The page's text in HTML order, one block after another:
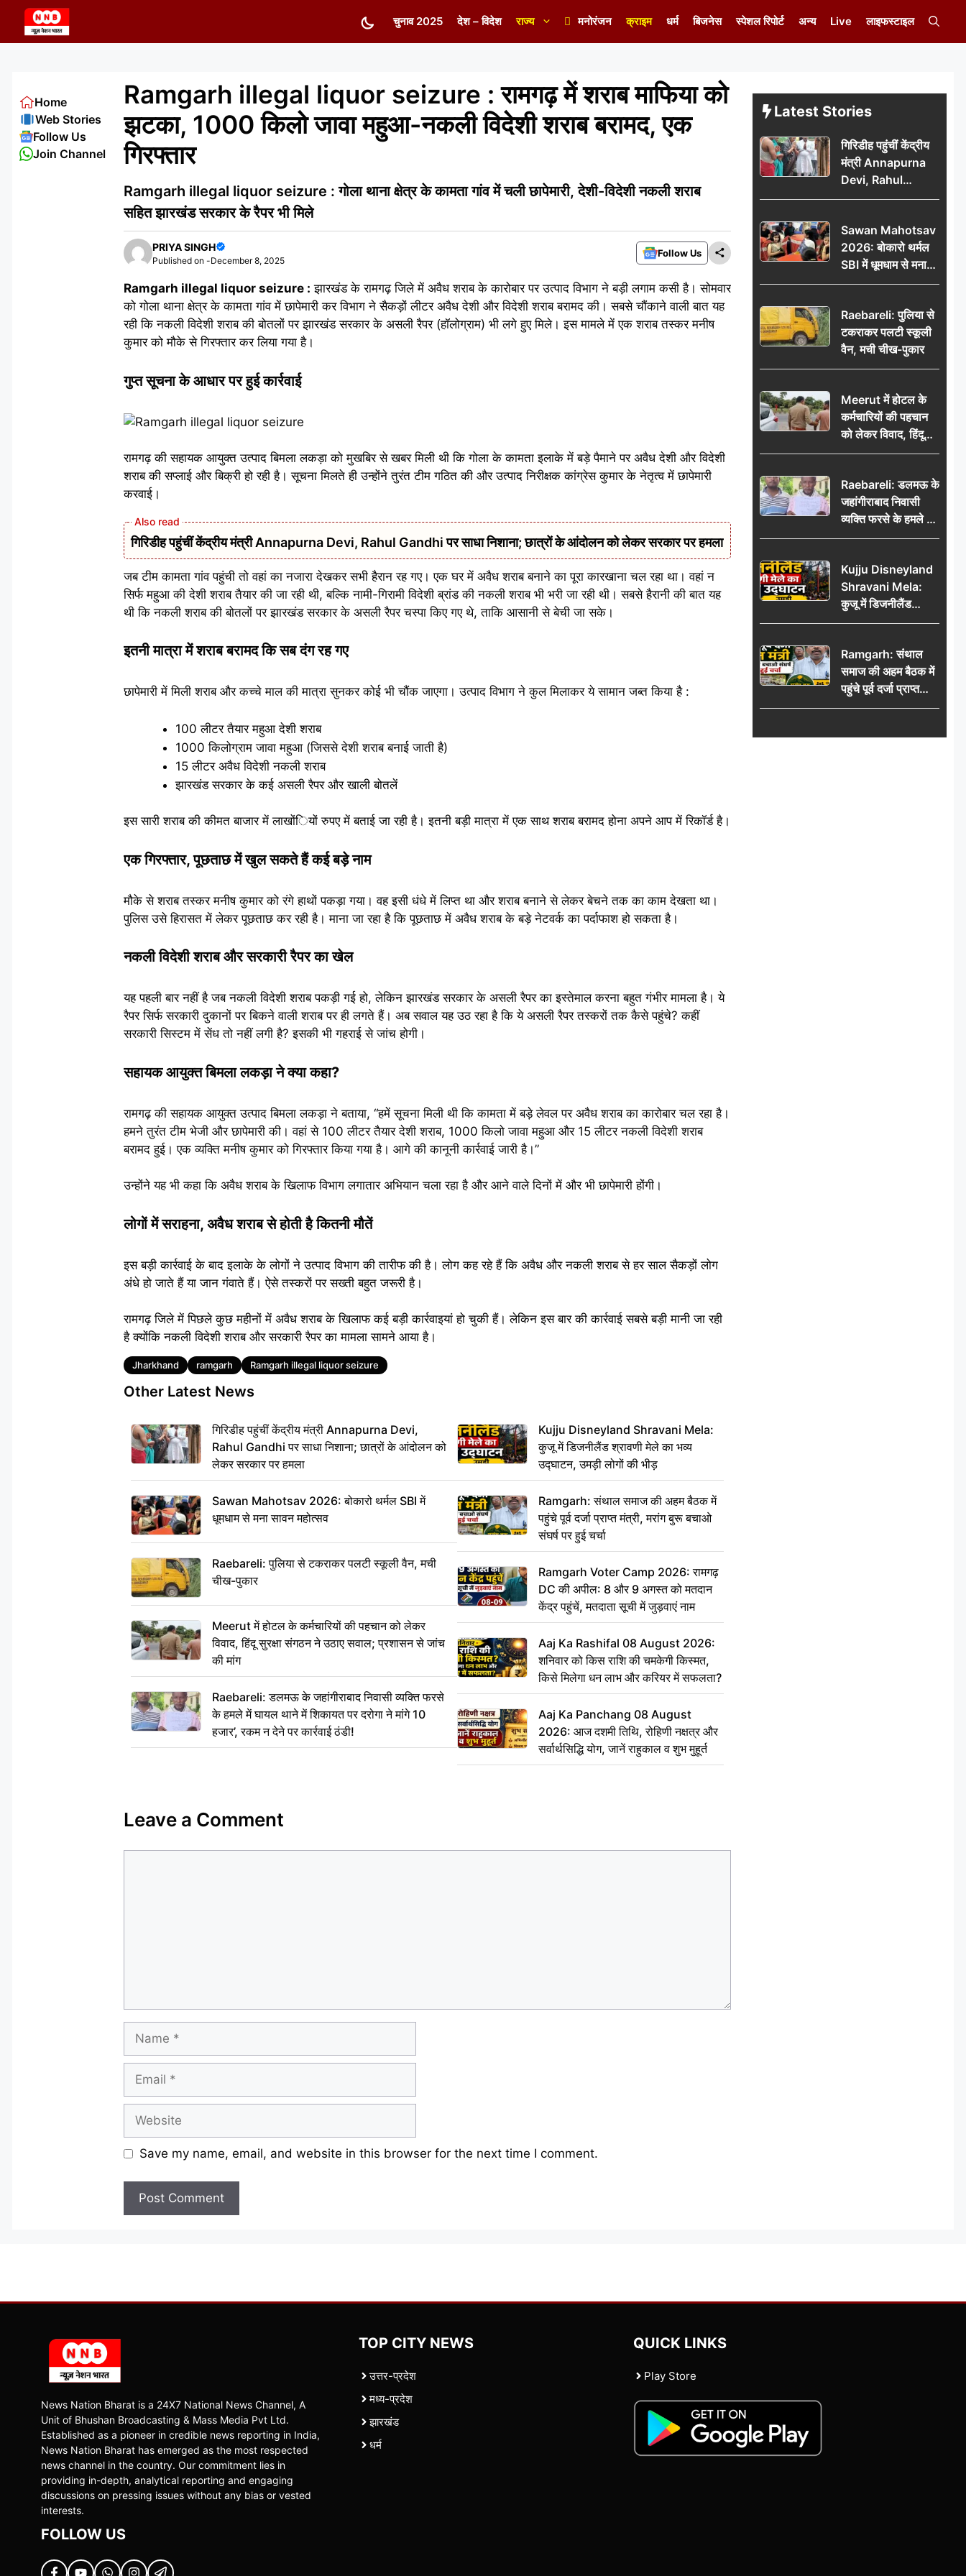
content
चुनाव 2025 देश – विदेश राज्य मनोरंजन क्राइम धर्म बिजनेस स्पेशल रिपोर्ट अन्य Live लाइफस्टाइल
Ramgarh illegal liquor seizure : रामगढ़ में शराब माफिया को
झटका, 1000 किलो जावा महुआ-नकली विदेशी शराब बरामद, एक
गिरफ्तार
Ramgarh illegal liquor seizure : गोला थाना क्षेत्र के कामता गांव में चली छापेमारी, देशी-विदेशी नकली शराब
सहित झारखंड सरकार के रैपर भी मिले
PRIYA SINGH
Published on -December 8, 2025
Follow Us
Ramgarh illegal liquor seizure : झारखंड के रामगढ़ जिले में अवैध शराब के कारोबार पर उत्पाद विभाग ने बड़ी लगाम कसी है। सोमवार
को गोला थाना क्षेत्र के कामता गांव में छापेमारी कर विभाग ने सैकड़ों लीटर अवैध देशी और विदेशी शराब बरामद की। सबसे चौंकाने वाली बात यह
रही कि नकली विदेशी शराब की बोतलों पर झारखंड सरकार के असली रैपर (हॉलोग्राम) भी लगे हुए मिले। इस मामले में एक शराब तस्कर मनीष
कुमार को मौके से गिरफ्तार कर लिया गया है।
गुप्त सूचना के आधार पर हुई कार्रवाई
रामगढ़ की सहायक आयुक्त उत्पाद बिमला लकड़ा को मुखबिर से खबर मिली थी कि गोला के कामता इलाके में बड़े पैमाने पर अवैध देशी और विदेशी
शराब की सप्लाई और बिक्री हो रही है। सूचना मिलते ही उन्होंने तुरंत टीम गठित की और उत्पाद निरीक्षक कांग्रेस कुमार के नेतृत्व में छापेमारी
करवाई।
गिरिडीह पहुंचीं केंद्रीय मंत्री Annapurna Devi, Rahul Gandhi पर साधा निशाना; छात्रों के आंदोलन को लेकर सरकार पर हमला
जब टीम कामता गांव पहुंची तो वहां का नजारा देखकर सभी हैरान रह गए। एक घर में अवैध शराब बनाने का पूरा कारखाना चल रहा था। वहां न
सिर्फ महुआ की देशी शराब तैयार की जा रही थी, बल्कि नामी-गिरामी विदेशी ब्रांड की नकली शराब भी भरी जा रही थी। सबसे हैरानी की बात यह
थी कि नकली शराब की बोतलों पर झारखंड सरकार के असली रैपर चस्पा किए गए थे, ताकि आसानी से बेची जा सके।
इतनी मात्रा में शराब बरामद कि सब दंग रह गए
छापेमारी में मिली शराब और कच्चे माल की मात्रा सुनकर कोई भी चौंक जाएगा। उत्पाद विभाग ने कुल मिलाकर ये सामान जब्त किया है :
100 लीटर तैयार महुआ देशी शराब
1000 किलोग्राम जावा महुआ (जिससे देशी शराब बनाई जाती है)
15 लीटर अवैध विदेशी नकली शराब
झारखंड सरकार के कई असली रैपर और खाली बोतलें
इस सारी शराब की कीमत बाजार में लाखोंियों रुपए में बताई जा रही है। इतनी बड़ी मात्रा में एक साथ शराब बरामद होना अपने आप में रिकॉर्ड है।
एक गिरफ्तार, पूछताछ में खुल सकते हैं कई बड़े नाम
मौके से शराब तस्कर मनीष कुमार को रंगे हाथों पकड़ा गया। वह इसी धंधे में लिप्त था और शराब बनाने से लेकर बेचने तक का काम देखता था।
पुलिस उसे हिरासत में लेकर पूछताछ कर रही है। माना जा रहा है कि पूछताछ में अवैध शराब के बड़े नेटवर्क का पर्दाफाश हो सकता है।
नकली विदेशी शराब और सरकारी रैपर का खेल
यह पहली बार नहीं है जब नकली विदेशी शराब पकड़ी गई हो, लेकिन झारखंड सरकार के असली रैपर का इस्तेमाल करना बहुत गंभीर मामला है। ये
रैपर सिर्फ सरकारी दुकानों पर बिकने वाली शराब पर ही लगते हैं। अब सवाल यह उठ रहा है कि ये असली रैपर तस्करों तक कैसे पहुंचे? कहीं
सरकारी सिस्टम में सेंध तो नहीं लगी है? इसकी भी गहराई से जांच होगी।
सहायक आयुक्त बिमला लकड़ा ने क्या कहा?
रामगढ़ की सहायक आयुक्त उत्पाद बिमला लकड़ा ने बताया, “हमें सूचना मिली थी कि कामता में बड़े लेवल पर अवैध शराब का कारोबार चल रहा है।
हमने तुरंत टीम भेजी और छापेमारी की। वहां से 100 लीटर तैयार देशी शराब, 1000 किलो जावा महुआ और 15 लीटर नकली विदेशी शराब
बरामद हुई। एक व्यक्ति मनीष कुमार को गिरफ्तार किया गया है। आगे की कानूनी कार्रवाई जारी है।”
उन्होंने यह भी कहा कि अवैध शराब के खिलाफ विभाग लगातार अभियान चला रहा है और आने वाले दिनों में और भी छापेमारी होंगी।
लोगों में सराहना, अवैध शराब से होती है कितनी मौतें
इस बड़ी कार्रवाई के बाद इलाके के लोगों ने उत्पाद विभाग की तारीफ की है। लोग कह रहे हैं कि अवैध और नकली शराब से हर साल सैकड़ों लोग
अंधे हो जाते हैं या जान गंवाते हैं। ऐसे तस्करों पर सख्ती बहुत जरूरी है।
रामगढ़ जिले में पिछले कुछ महीनों में अवैध शराब के खिलाफ कई बड़ी कार्रवाइयां हो चुकी हैं। लेकिन इस बार की कार्रवाई सबसे बड़ी मानी जा रही
है क्योंकि नकली विदेशी शराब और सरकारी रैपर का मामला सामने आया है।
Tags
Jharkhand ramgarh Ramgarh illegal liquor seizure
Other Latest News
गिरिडीह पहुंचीं केंद्रीय मंत्री Annapurna Devi,
Rahul Gandhi पर साधा निशाना; छात्रों के आंदोलन को
लेकर सरकार पर हमला
Sawan Mahotsav 2026: बोकारो थर्मल SBI में
धूमधाम से मना सावन महोत्सव
Raebareli: पुलिया से टकराकर पलटी स्कूली वैन, मची
चीख-पुकार
Meerut में होटल के कर्मचारियों की पहचान को लेकर
विवाद, हिंदू सुरक्षा संगठन ने उठाए सवाल; प्रशासन से जांच
की मांग
Raebareli: डलमऊ के जहांगीराबाद निवासी व्यक्ति फरसे
के हमले में घायल थाने में शिकायत पर दरोगा ने मांगे 10
हजार’, रकम न देने पर कार्रवाई ठंडी!
Kujju Disneyland Shravani Mela:
कुजू में डिजनीलैंड श्रावणी मेले का भव्य
उद्घाटन, उमड़ी लोगों की भीड़
Ramgarh: संथाल समाज की अहम बैठक में
पहुंचे पूर्व दर्जा प्राप्त मंत्री, मरांग बुरू बचाओ
संघर्ष पर हुई चर्चा
Ramgarh Voter Camp 2026: रामगढ़
DC की अपील: 8 और 9 अगस्त को मतदान
केंद्र पहुंचें, मतदाता सूची में जुड़वाएं नाम
Aaj Ka Rashifal 08 August 2026:
शनिवार को किस राशि की चमकेगी किस्मत,
किसे मिलेगा धन लाभ और करियर में सफलता?
Aaj Ka Panchang 08 August
2026: आज दशमी तिथि, रोहिणी नक्षत्र और
सर्वार्थसिद्धि योग, जानें राहुकाल व शुभ मुहूर्त
Leave a Comment
Name
Email
Website
Save my name, email, and website in this browser for the next time I comment.
Home
Web Stories
Follow Us
Join Channel
Latest Stories
गिरिडीह पहुंचीं केंद्रीय
मंत्री Annapurna
Devi, Rahul
Gandhi पर साधा
आंदोलन को लेकर
सरकार पर हमला
Sawan Mahotsav
2026: बोकारो थर्मल
SBI में धूमधाम से मना
सावन महोत्सव
Raebareli: पुलिया से
टकराकर पलटी स्कूली
वैन, मची चीख-पुकार
Meerut में होटल के
कर्मचारियों की पहचान
को लेकर विवाद, हिंदू
सुरक्षा संगठन ने उठाए
की मांग
Raebareli: डलमऊ के
जहांगीराबाद निवासी
व्यक्ति फरसे के हमले में
घायल थाने में शिकायत
हजार’, रकम न देने पर
कार्रवाई ठंडी!
Kujju Disneyland
Shravani Mela:
कुजू में डिजनीलैंड
श्रावणी मेले का भव्य
की भीड़
Ramgarh: संथाल
समाज की अहम बैठक में
पहुंचे पूर्व दर्जा प्राप्त
मंत्री, मरांग बुरू बचाओ
News Nation Bharat is a 24X7 National News Channel, A
Unit of Bhushan Broadcasting & Mass Media Pvt Ltd.
Established as a pioneer in credible news reporting in India,
News Nation Bharat has emerged as the most respected
news channel in the country. Our commitment lies in
providing in-depth, analytical reporting and engaging
discussions on pressing issues without any bias or vested
interests.
FOLLOW US
TOP CITY NEWS
उत्तर-प्रदेश
मध्य-प्रदेश
झारखंड
धर्म
QUICK LINKS
Play Store